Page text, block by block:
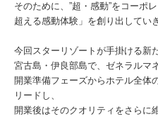
そのために、”超・感動”をコーポ
超える感動体験」を創り出してい
今回スターリゾートが手掛ける新
宮古島・伊良部島で、ゼネラルマ
開業準備フェーズからホテル全体
リードし、
開業後はそのクオリティをさらに